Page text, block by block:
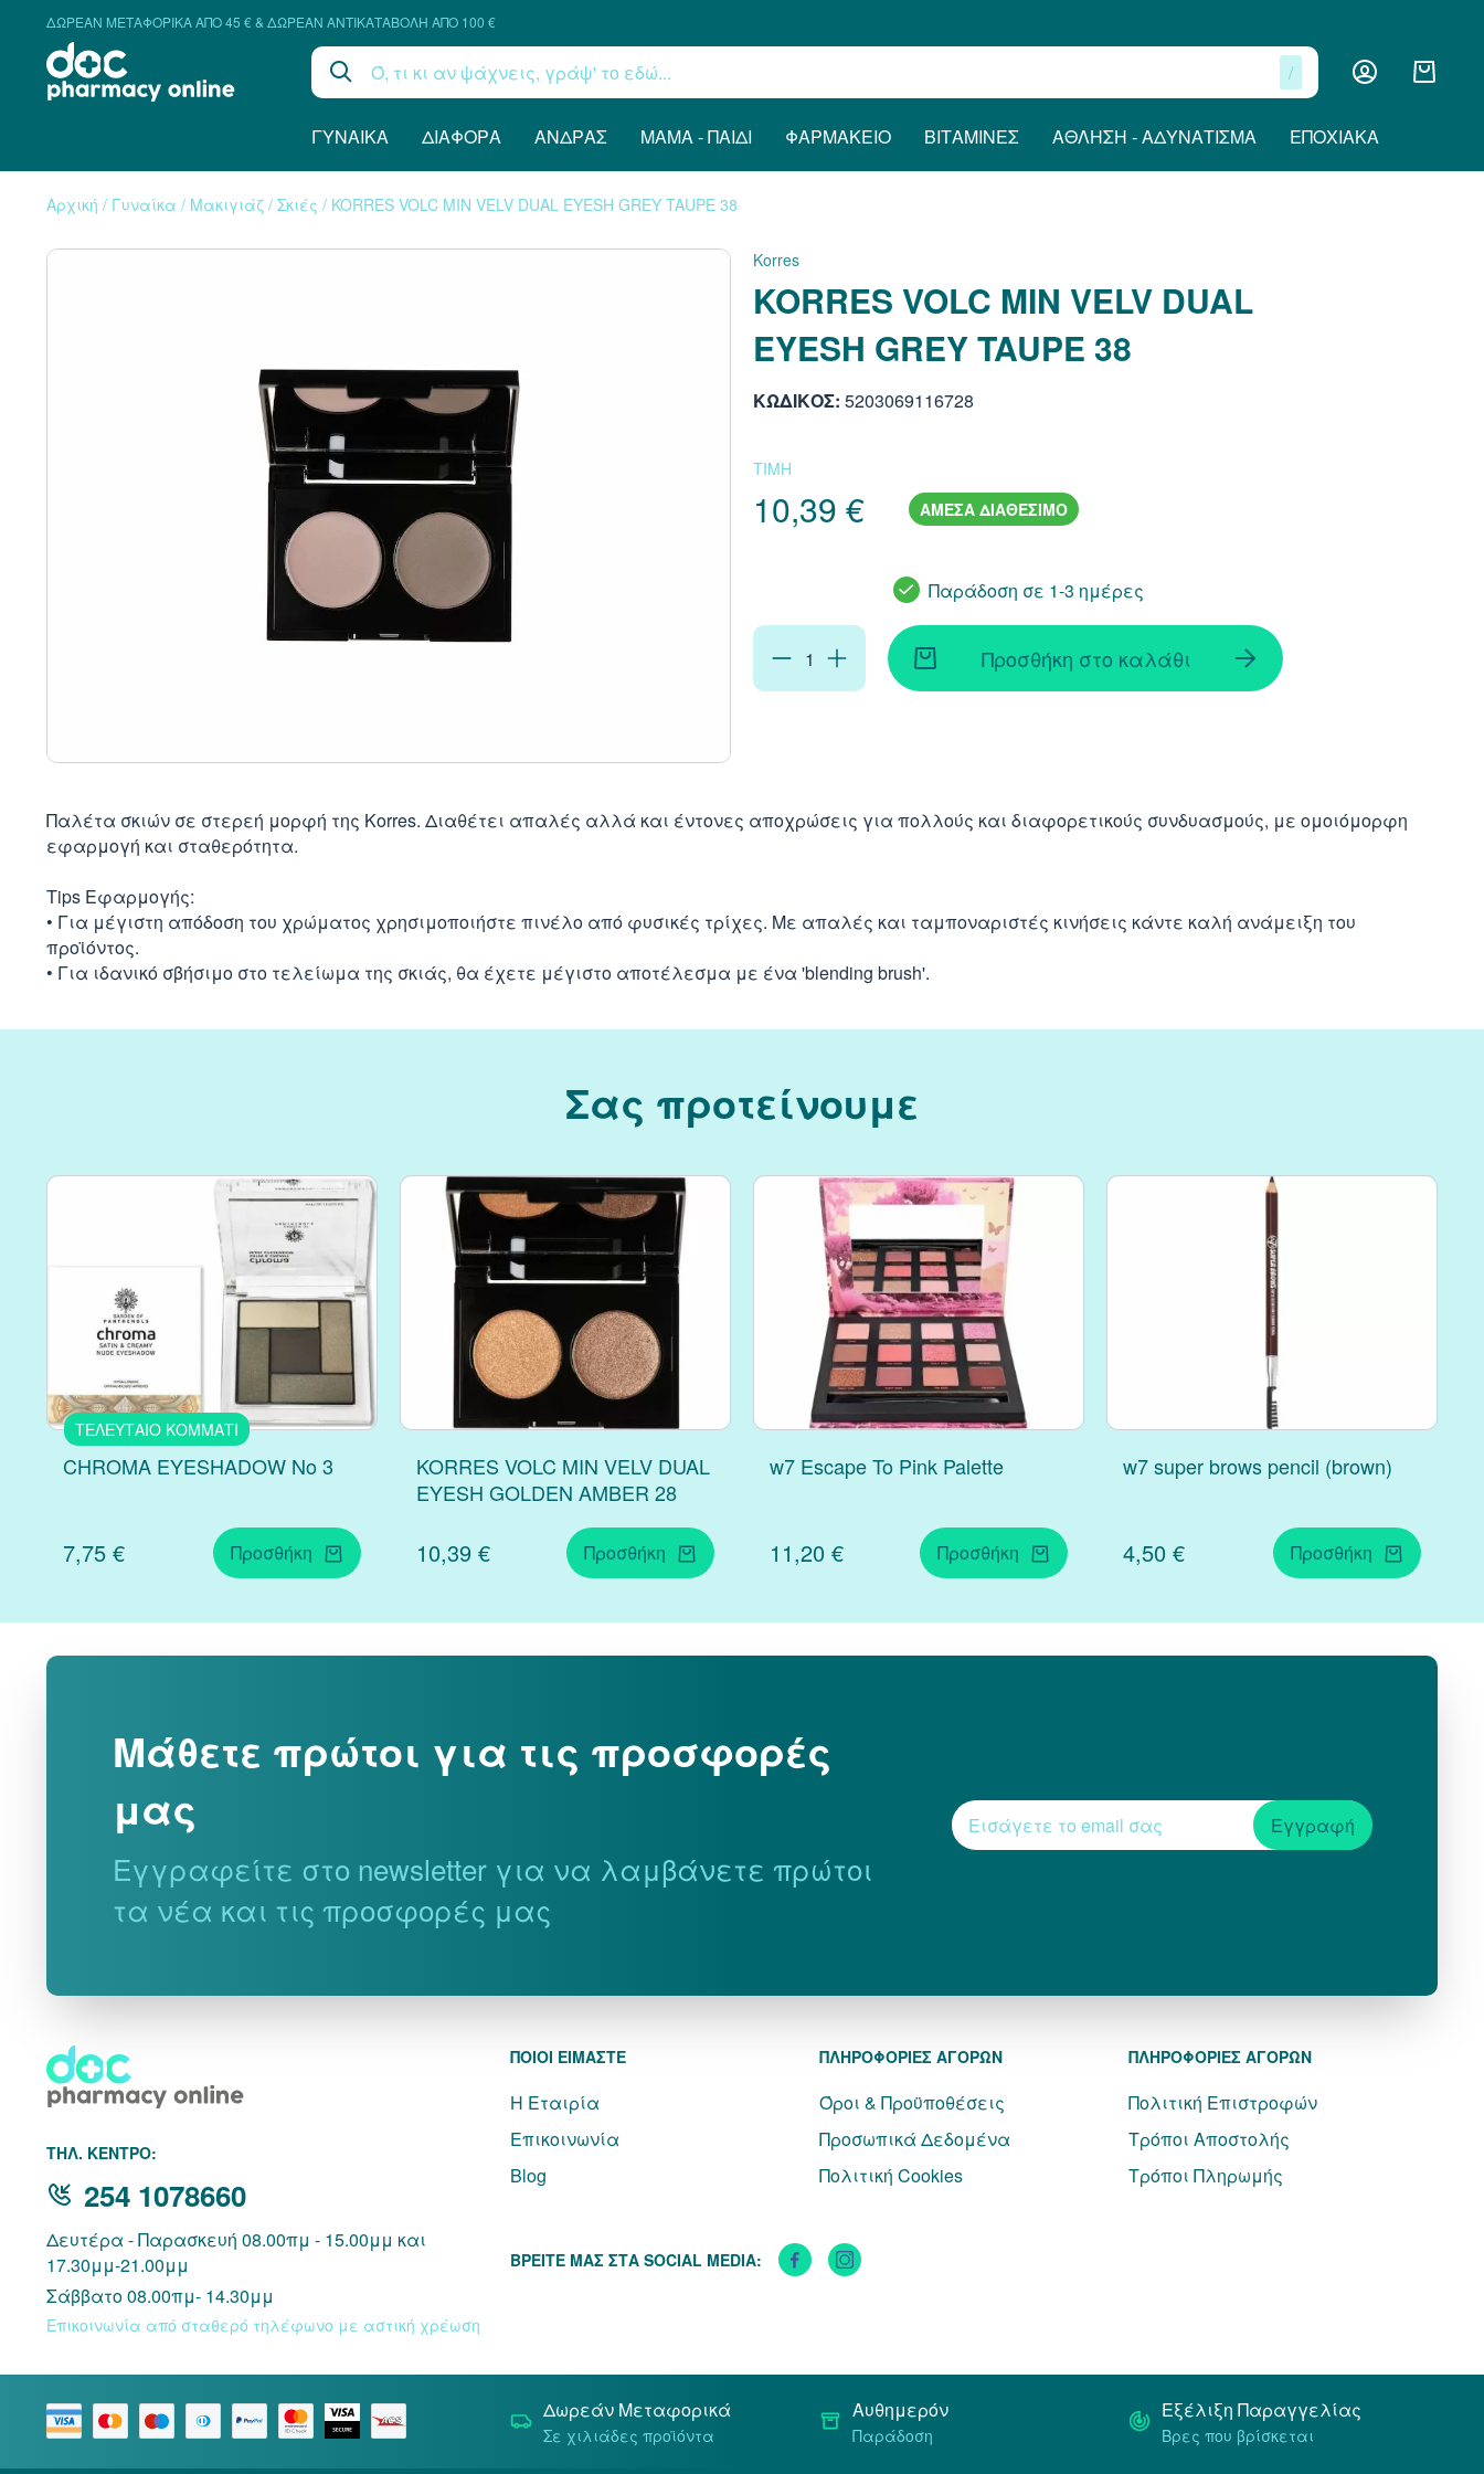
ΔΩΡΕΑΝ ΜΕΤΑΦΟΡΙΚΑ ΑΠΟ 45 € & ΔΩΡΕΑΝ ΑΝΤΙΚΑΤΑΒΟΛΗ ΑΠΟ 100 €
/
ΓΥΝΑΊΚΑ ΔΙΆΦΟΡΑ ΆΝΔΡΑΣ ΜΑΜΆ - ΠΑΙΔΊ ΦΑΡΜΑΚΕΊΟ ΒΙΤΑΜΊΝΕΣ ΆΘΛΗΣΗ - ΑΔΥΝΆΤΙΣΜΑ ΕΠΟΧΙΑΚΆ
Αρχική / Γυναίκα / Μακιγιάζ / Σκιές / KORRES VOLC MIN VELV DUAL EYESH GREY TAUPE 38
Korres
KORRES VOLC MIN VELV DUAL
EYESH GREY TAUPE 38
ΚΩΔΙΚΟΣ: 5203069116728
ΤΙΜΗ
10,39 € ΑΜΕΣΑ ΔΙΑΘΕΣΙΜΟ
Παράδοση σε 1-3 ημέρες
Προσθήκη στο καλάθι
Παλέτα σκιών σε στερεή μορφή της Korres. Διαθέτει απαλές αλλά και έντονες αποχρώσεις για πολλούς και διαφορετικούς συνδυασμούς, με ομοιόμορφη
εφαρμογή και σταθερότητα.
Tips Εφαρμογής:
• Για μέγιστη απόδοση του χρώματος χρησιμοποιήστε πινέλο από φυσικές τρίχες. Με απαλές και ταμποναριστές κινήσεις κάντε καλή ανάμειξη του
προϊόντος.
• Για ιδανικό σβήσιμο στο τελείωμα της σκιάς, θα έχετε μέγιστο αποτέλεσμα με ένα 'blending brush'.
Σας προτείνουμε
ΤΕΛΕΥΤΑΙΟ ΚΟΜΜΑΤΙ
CHROMA EYESHADOW No 3
7,75 € Προσθήκη
KORRES VOLC MIN VELV DUAL
EYESH GOLDEN AMBER 28
10,39 € Προσθήκη
w7 Escape To Pink Palette
11,20 € Προσθήκη
w7 super brows pencil (brown)
4,50 € Προσθήκη
Μάθετε πρώτοι για τις προσφορές
μας
Εγγραφείτε στο newsletter για να λαμβάνετε πρώτοι
τα νέα και τις προσφορές μας
Εγγραφή
THΛ. ΚΕΝΤΡΟ:
254 1078660
Δευτέρα - Παρασκευή 08.00πμ - 15.00μμ και
17.30μμ-21.00μμ
Σάββατο 08.00πμ- 14.30μμ
Επικοινωνία από σταθερό τηλέφωνο με αστική χρέωση
ΠΟΙΟΙ ΕΙΜΑΣΤΕ
Η Εταιρία
Επικοινωνία
Blog
ΠΛΗΡΟΦΟΡΙΕΣ ΑΓΟΡΩΝ
Όροι & Προϋποθέσεις
Προσωπικά Δεδομένα
Πολιτική Cookies
ΠΛΗΡΟΦΟΡΙΕΣ ΑΓΟΡΩΝ
Πολιτική Επιστροφών
Τρόποι Αποστολής
Τρόποι Πληρωμής
ΒΡΕΙΤΕ ΜΑΣ ΣΤΑ SOCIAL MEDIA:
Δωρεάν Μεταφορικά
Σε χιλιάδες προϊόντα
Αυθημερόν
Παράδοση
Εξέλιξη Παραγγελίας
Βρες που βρίσκεται